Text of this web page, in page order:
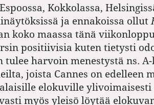
Kokkolassa,
ja ennakoissa ollut
koko maassa tänä
positiivisia kuten tietysti
tulee harvoin menestystä ns.
joista Cannes on edelleen
elokuville
myös yleisö löytää